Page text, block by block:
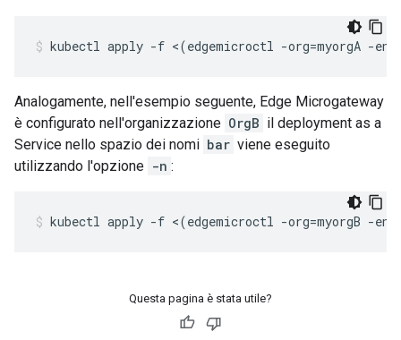
Analogamente, nell'esempio seguente, Edge Microgateway
è configurato nell'organizzazione OrgB il deployment as a
Service nello spazio dei nomi bar viene eseguito
utilizzando l'opzione -n :
Questa pagina è stata utile?